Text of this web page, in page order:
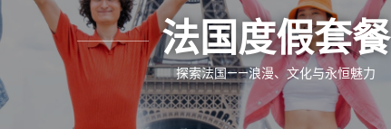
法国度假套餐
探索法国——浪漫、文化与永恒魅力